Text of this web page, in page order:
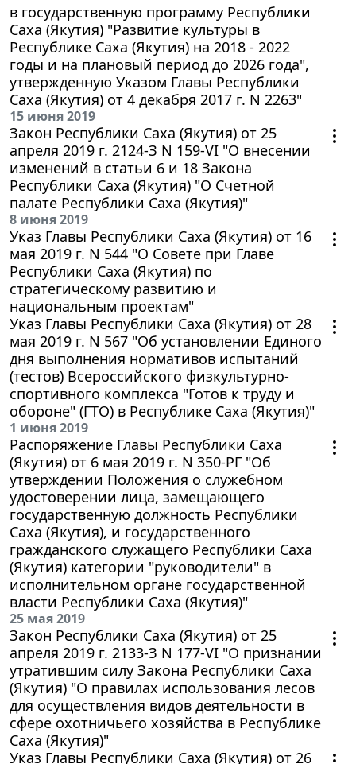
в государственную программу Республики
Саха (Якутия) "Развитие культуры в
Республике Саха (Якутия) на 2018 - 2022
годы и на плановый период до 2026 года",
утвержденную Указом Главы Республики
Саха (Якутия) от 4 декабря 2017 г. N 2263"
15 июня 2019
Закон Республики Саха (Якутия) от 25
апреля 2019 г. 2124-З N 159-VI "О внесении
изменений в статьи 6 и 18 Закона
Республики Саха (Якутия) "О Счетной
палате Республики Саха (Якутия)"
8 июня 2019
Указ Главы Республики Саха (Якутия) от 16
мая 2019 г. N 544 "О Совете при Главе
Республики Саха (Якутия) по
стратегическому развитию и
национальным проектам"
Указ Главы Республики Саха (Якутия) от 28
мая 2019 г. N 567 "Об установлении Единого
дня выполнения нормативов испытаний
(тестов) Всероссийского физкультурно-
спортивного комплекса "Готов к труду и
обороне" (ГТО) в Республике Саха (Якутия)"
1 июня 2019
Распоряжение Главы Республики Саха
(Якутия) от 6 мая 2019 г. N 350-РГ "Об
утверждении Положения о служебном
удостоверении лица, замещающего
государственную должность Республики
Саха (Якутия), и государственного
гражданского служащего Республики Саха
(Якутия) категории "руководители" в
исполнительном органе государственной
власти Республики Саха (Якутия)"
25 мая 2019
Закон Республики Саха (Якутия) от 25
апреля 2019 г. 2133-З N 177-VI "О признании
утратившим силу Закона Республики Саха
(Якутия) "О правилах использования лесов
для осуществления видов деятельности в
сфере охотничьего хозяйства в Республике
Саха (Якутия)"
Указ Главы Республики Саха (Якутия) от 26